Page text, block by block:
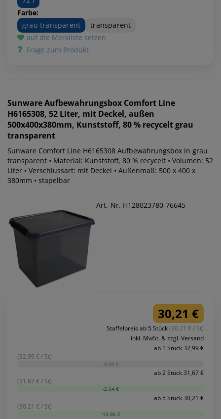
Farbe:
grau transparent
transparent
auf die Merkliste setzen
Frage zum Produkt
SunwareAufbewahrungsbox Comfort Line
H6165308, 52 Liter, mit Deckel, außen
500x400x380mm, Kunststoff, 80 % recycelt grau
transparent
Sunware Comfort Line H6165308 Aufbewahrungsbox in grau
transparent • Material: Kunststoff, 80 % recycelt • Volumen: 52
Liter • Verschlussart: mit Deckel • Außenmaß: 500 x 400 x
380mm • stapelbar
Art.-Nr. H128023780-76645
30,21 €
Staffelpreis ab 5 Stück(30.21 € / St)
inkl. MwSt. & zzgl. Versand
ab 1 Stück 32,99 €
(32.99 € / St)
-0,00 €
ab 2 Stück 31,67 €
(31.67 € / St)
-2,64 €
ab 5 Stück 30,21 €
(30.21 € / St)
-13,86 €